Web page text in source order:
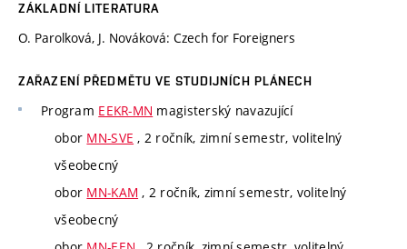
ZÁKLADNÍ LITERATURA
O. Parolková, J. Nováková: Czech for Foreigners
ZAŘAZENÍ PŘEDMĚTU VE STUDIJNÍCH PLÁNECH
Program EEKR-MN magisterský navazující
obor MN-SVE , 2 ročník, zimní semestr, volitelný
všeobecný
obor MN-KAM , 2 ročník, zimní semestr, volitelný
všeobecný